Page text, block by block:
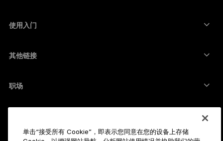
使用入门
兼容的钱包和服务
比特币硬件钱包
其他链接
赏金计划
联署营销
职场
我们的愿景
单击“接受所有 Cookie”，即表示您同意在您的设备上存储